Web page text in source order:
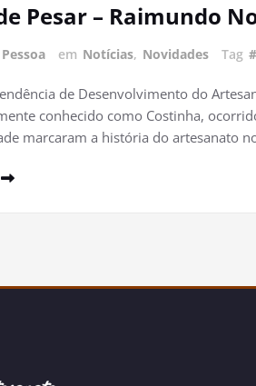
Pesar – Raimundo
em Notícias, Novidades Tag
de Desenvolvimento do
conhecido como Costinha,
marcaram a história do artesanato